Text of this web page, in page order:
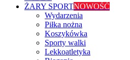
ŻARY SPORTNOWOŚĆ
Wydarzenia
Piłka nożna
Koszykówka
Sporty walki
Lekkoatletyka